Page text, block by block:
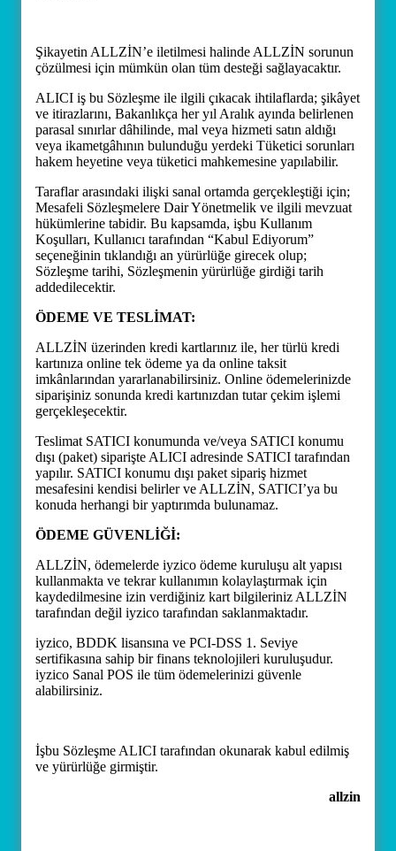
Şikayetin ALLZİN’e iletilmesi halinde ALLZİN sorunun
çözülmesi için mümkün olan tüm desteği sağlayacaktır.
ALICI iş bu Sözleşme ile ilgili çıkacak ihtilaflarda; şikâyet
ve itirazlarını, Bakanlıkça her yıl Aralık ayında belirlenen
parasal sınırlar dâhilinde, mal veya hizmeti satın aldığı
veya ikametgâhının bulunduğu yerdeki Tüketici sorunları
hakem heyetine veya tüketici mahkemesine yapılabilir.
Taraflar arasındaki ilişki sanal ortamda gerçekleştiği için;
Mesafeli Sözleşmelere Dair Yönetmelik ve ilgili mevzuat
hükümlerine tabidir. Bu kapsamda, işbu Kullanım
Koşulları, Kullanıcı tarafından “Kabul Ediyorum”
seçeneğinin tıklandığı an yürürlüğe girecek olup;
Sözleşme tarihi, Sözleşmenin yürürlüğe girdiği tarih
addedilecektir.
ÖDEME VE TESLİMAT:
ALLZİN üzerinden kredi kartlarınız ile, her türlü kredi
kartınıza online tek ödeme ya da online taksit
imkânlarından yararlanabilirsiniz. Online ödemelerinizde
siparişiniz sonunda kredi kartınızdan tutar çekim işlemi
gerçekleşecektir.
Teslimat SATICI konumunda ve/veya SATICI konumu
dışı (paket) siparişte ALICI adresinde SATICI tarafından
yapılır. SATICI konumu dışı paket sipariş hizmet
mesafesini kendisi belirler ve ALLZİN, SATICI’ya bu
konuda herhangi bir yaptırımda bulunamaz.
ÖDEME GÜVENLİĞİ:
ALLZİN, ödemelerde iyzico ödeme kuruluşu alt yapısı
kullanmakta ve tekrar kullanımın kolaylaştırmak için
kaydedilmesine izin verdiğiniz kart bilgileriniz ALLZİN
tarafından değil iyzico tarafından saklanmaktadır.
iyzico, BDDK lisansına ve PCI-DSS 1. Seviye
sertifikasına sahip bir finans teknolojileri kuruluşudur.
iyzico Sanal POS ile tüm ödemelerinizi güvenle
alabilirsiniz.
İşbu Sözleşme ALICI tarafından okunarak kabul edilmiş
ve yürürlüğe girmiştir.
allzin